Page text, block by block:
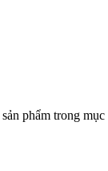
phẩm trong mục